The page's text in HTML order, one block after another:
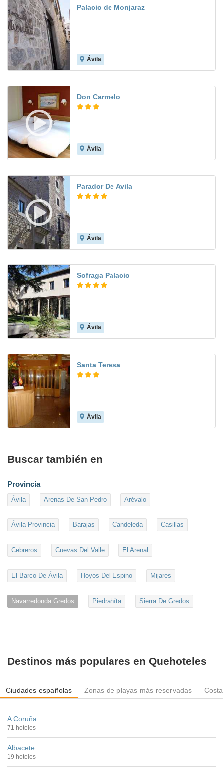
Palacio de Monjaraz
Ávila
Don Carmelo
Ávila
Parador De Avila
Ávila
Sofraga Palacio
Ávila
Santa Teresa
Ávila
Buscar también en
Provincia
Ávila Arenas De San Pedro Arévalo
Ávila Provincia Barajas Candeleda Casillas
Cebreros Cuevas Del Valle El Arenal
El Barco De Ávila Hoyos Del Espino Mijares
Navarredonda Gredos Piedrahíta Sierra De Gredos
Destinos más populares en Quehoteles
Ciudades españolas Zonas de playas más reservadas
A Coruña
71 hoteles
Albacete
19 hoteles